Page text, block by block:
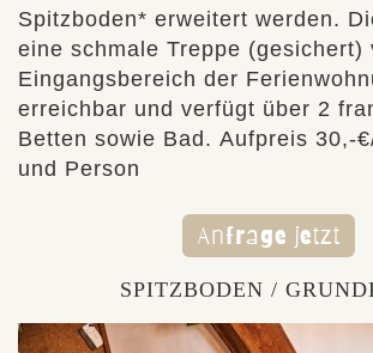
Spitzboden* erweitert werden.
eine schmale Treppe (gesichert)
Eingangsbereich der
erreichbar und verfügt über 2
Betten sowie Bad. Aufpreis 30,-
und Person
Anfrage jetzt
SPITZBODEN /